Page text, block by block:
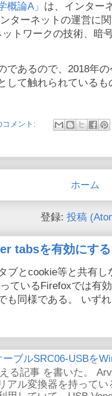
概論A」 は、インター
ターネットの運営に
トワークの技術、暗
であるので、2018年
して触れられている
コメント:
ホーム
登録: 投稿
tabsを有効にする
ブとcookie等と共有
ているFirefoxでは有
も同様である。 いず
ブルSRC06-USBを
る記事 を書いた。
アル変換器を持って